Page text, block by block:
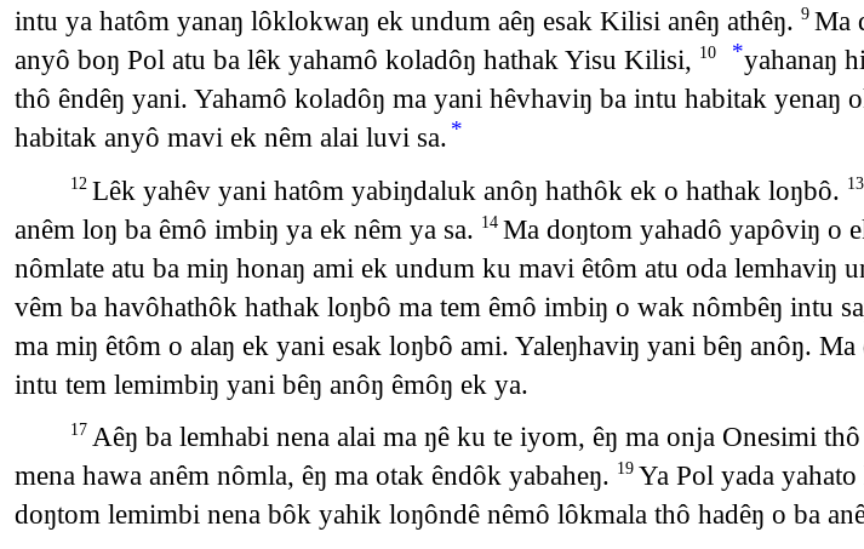
intu ya hatôm yanaŋ lôklokwaŋ ek undum aêŋ esak Kilisi anêŋ athêŋ. 9 Ma
anyô boŋ Pol atu ba lêk yahamô koladôŋ hathak Yisu Kilisi, 10 *yahanaŋ
thô êndêŋ yani. Yahamô koladôŋ ma yani hêvhaviŋ ba intu habitak yenaŋ
habitak anyô mavi ek nêm alai luvi sa. *
12 Lêk yahêv yani hatôm yabiŋdaluk anôŋ hathôk ek o hathak loŋbô. 13
anêm loŋ ba êmô imbiŋ ya ek nêm ya sa. 14 Ma doŋtom yahadô yapôviŋ o
nômlate atu ba miŋ honaŋ ami ek undum ku mavi êtôm atu oda lemhaviŋ
vêm ba havôhathôk hathak loŋbô ma tem êmô imbiŋ o wak nômbêŋ intu
ma miŋ êtôm o alaŋ ek yani esak loŋbô ami. Yaleŋhaviŋ yani bêŋ anôŋ.
intu tem lemimbiŋ yani bêŋ anôŋ êmôŋ ek ya.
17 Aêŋ ba lemhabi nena alai ma ŋê ku te iyom, êŋ ma onja Onesimi
mena hawa anêm nômla, êŋ ma otak êndôk yabaheŋ. 19 Ya Pol yada
doŋtom lemimbi nena bôk yahik loŋôndê nêmô lôkmala thô hadêŋ o ba